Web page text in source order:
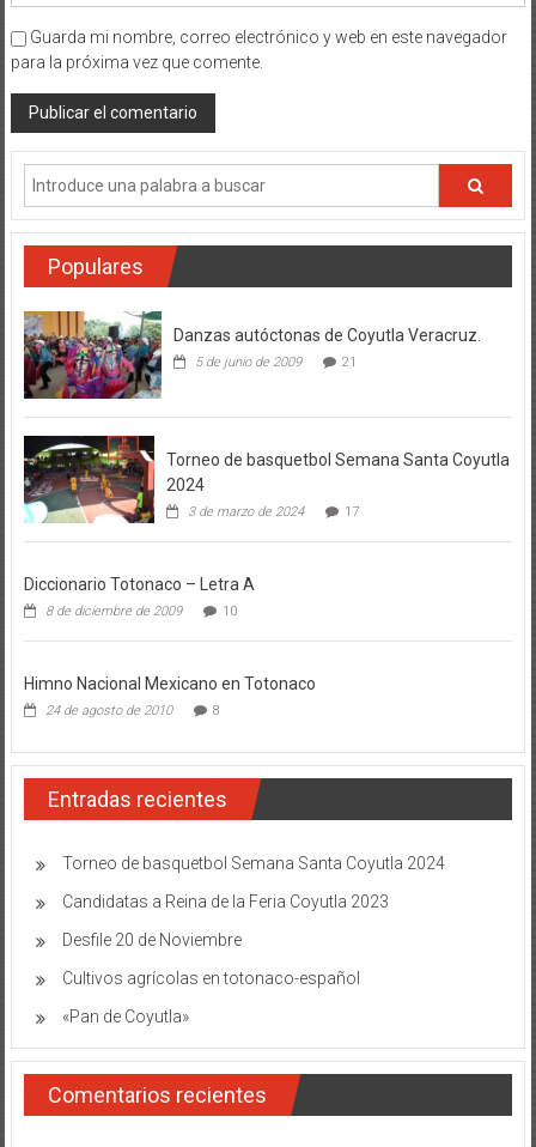
Guarda mi nombre, correo electrónico y web en este navegador
para la próxima vez que comente.
Populares
Danzas autóctonas de Coyutla Veracruz.
5 de junio de 2009 21
Torneo de basquetbol Semana Santa Coyutla
2024
3 de marzo de 2024 17
Diccionario Totonaco – Letra A
8 de diciembre de 2009 10
Himno Nacional Mexicano en Totonaco
24 de agosto de 2010 8
Entradas recientes
Torneo de basquetbol Semana Santa Coyutla 2024
Candidatas a Reina de la Feria Coyutla 2023
Desfile 20 de Noviembre
Cultivos agrícolas en totonaco-español
«Pan de Coyutla»
Comentarios recientes